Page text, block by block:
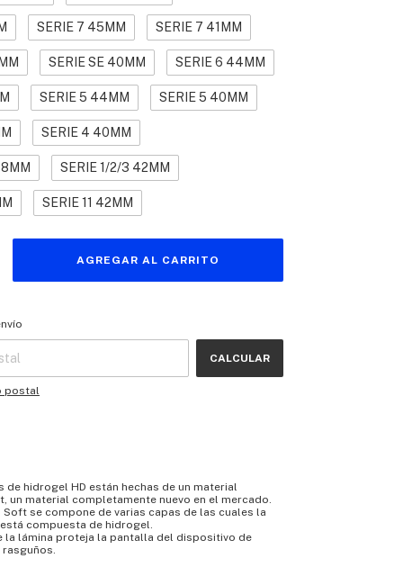
SERIE 7 45MM SERIE 7 41MM
SERIE SE 40MM SERIE 6 44MM
SERIE 5 44MM SERIE 5 40MM
SERIE 4 40MM
SERIE 1/2/3 42MM
SERIE 11 42MM
CALCULAR
postal
de hidrogel HD están hechas de un material
un material completamente nuevo en el mercado.
Soft se compone de varias capas de las cuales la
compuesta de hidrogel.
la lámina proteja la pantalla del dispositivo de